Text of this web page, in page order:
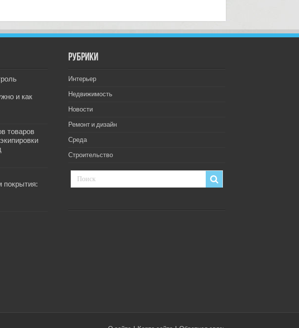
и как
товаров
покрытия:
РУбрики
Интерьер
Недвижимость
Новости
Ремонт и дизайн
Среда
Строительство